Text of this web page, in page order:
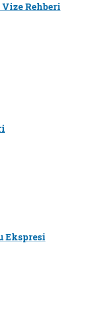
Rehberi
Ekspresi